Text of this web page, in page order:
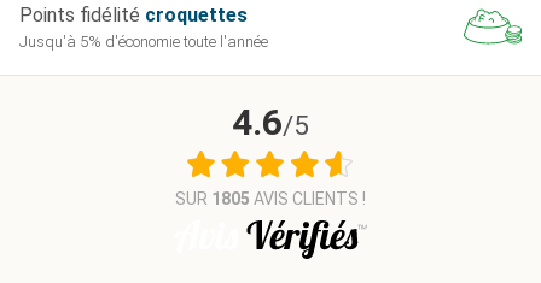
Points fidélité croquettes
Jusqu'à 5% d'économie toute l'année
4.6/5
SUR 1805 AVIS CLIENTS !